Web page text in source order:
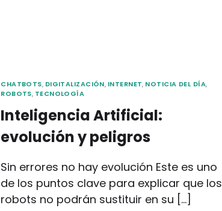
CHATBOTS, DIGITALIZACIÓN, INTERNET, NOTICIA DEL DÍA,
ROBOTS, TECNOLOGÍA
Inteligencia Artificial:
evolución y peligros
Sin errores no hay evolución Este es uno
de los puntos clave para explicar que los
robots no podrán sustituir en su […]